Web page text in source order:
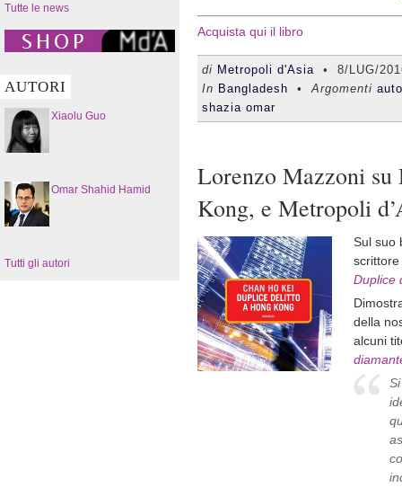
Tutte le news
AUTORI
Xiaolu Guo
Omar Shahid Hamid
Tutti gli autori
Acquista qui il libro
di Metropoli d'Asia • 8/LUG/
In Bangladesh • Argomenti
shazia omar
Lorenzo Mazzoni
Kong, e Metropoli
Sul suo
Duplice
della
alcuni